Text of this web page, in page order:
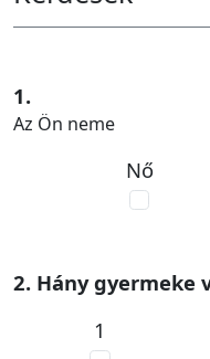
1.
Az Ön neme
Nő
2. Hány gyermeke
1